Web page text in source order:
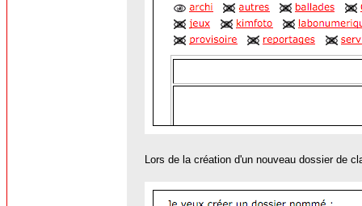
Lors de la création d'un nouveau dossier de